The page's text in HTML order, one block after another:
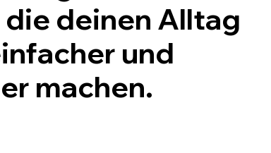
deinen Alltag
und
machen.